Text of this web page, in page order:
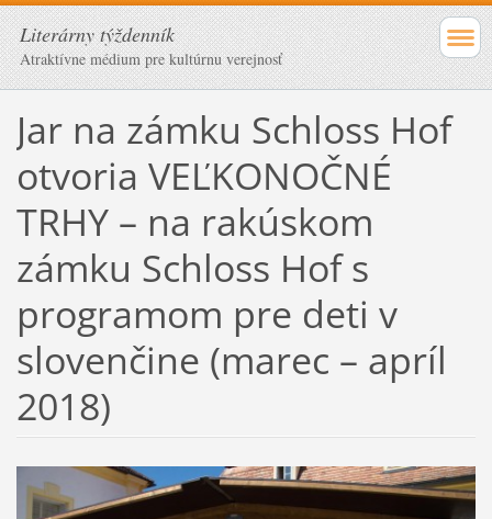
Literárny týždenník
Atraktívne médium pre kultúrnu verejnosť
Jar na zámku Schloss Hof
otvoria VEĽKONOČNÉ
TRHY – na rakúskom
zámku Schloss Hof s
programom pre deti v
slovenčine (marec – apríl
2018)